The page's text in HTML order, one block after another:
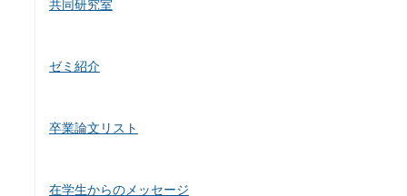
共同研究室
ゼミ紹介
卒業論文リスト
在学生からのメッセージ